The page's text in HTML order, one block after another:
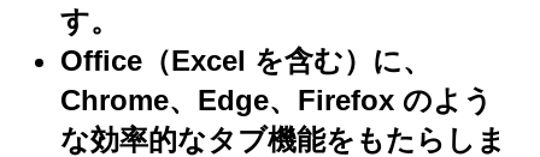
す。
Office（Excel を含む）に、
Chrome、Edge、Firefox のよう
な効率的なタブ機能をもたらしま